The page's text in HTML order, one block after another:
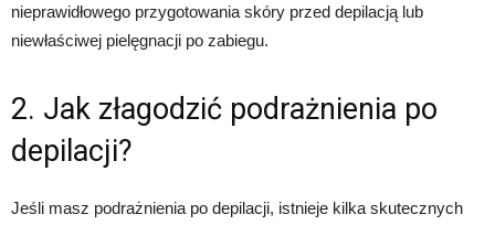
nieprawidłowego przygotowania skóry przed depilacją lub
niewłaściwej pielęgnacji po zabiegu.
2. Jak złagodzić podrażnienia po
depilacji?
Jeśli masz podrażnienia po depilacji, istnieje kilka skutecznych